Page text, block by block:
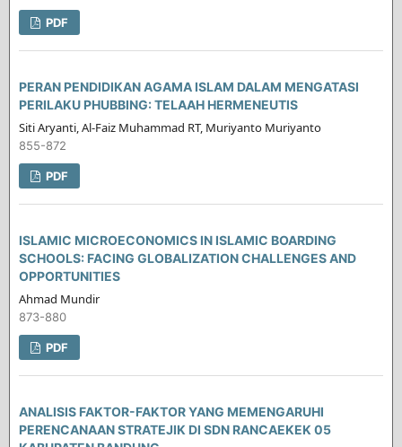
PDF
PERAN PENDIDIKAN AGAMA ISLAM DALAM MENGATASI
PERILAKU PHUBBING: TELAAH HERMENEUTIS
Siti Aryanti, Al-Faiz Muhammad RT, Muriyanto Muriyanto
855-872
PDF
ISLAMIC MICROECONOMICS IN ISLAMIC BOARDING
SCHOOLS: FACING GLOBALIZATION CHALLENGES AND
OPPORTUNITIES
Ahmad Mundir
873-880
PDF
ANALISIS FAKTOR-FAKTOR YANG MEMENGARUHI
PERENCANAAN STRATEJIK DI SDN RANCAEKEK 05